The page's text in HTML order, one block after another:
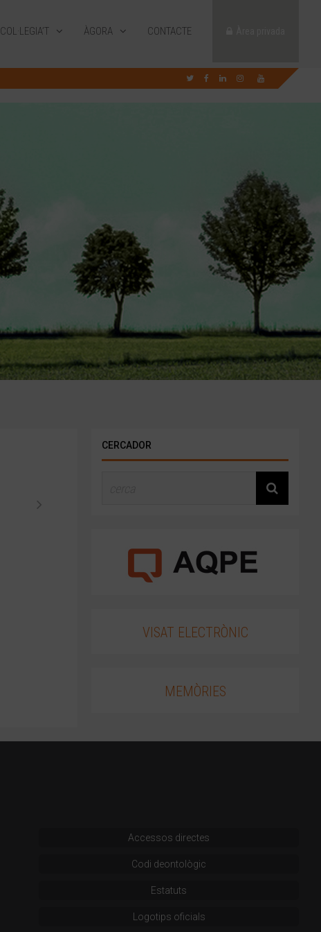
COL·LEGIA’T ÀGORA CONTACTE
CERCADOR
VISAT ELECTRÒNIC
MEMÒRIES
Accessos directes
Codi deontològic
Estatuts
Logotips oficials